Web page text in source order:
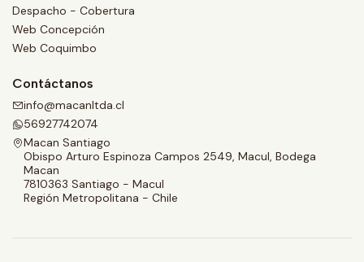
Despacho - Cobertura
Web Concepción
Web Coquimbo
Contáctanos
info@macanltda.cl
56927742074
Macan Santiago
Obispo Arturo Espinoza Campos 2549, Macul, Bodega
Macan
7810363 Santiago - Macul
Región Metropolitana - Chile